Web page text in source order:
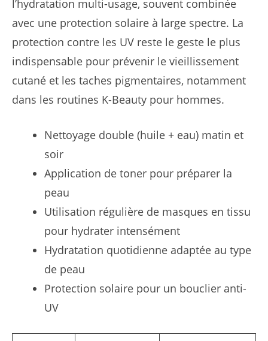
l’hydratation multi-usage, souvent combinée
avec une protection solaire à large spectre. La
protection contre les UV reste le geste le plus
indispensable pour prévenir le vieillissement
cutané et les taches pigmentaires, notamment
dans les routines K-Beauty pour hommes.
Nettoyage double (huile + eau) matin et
soir
Application de toner pour préparer la
peau
Utilisation régulière de masques en tissu
pour hydrater intensément
Hydratation quotidienne adaptée au type
de peau
Protection solaire pour un bouclier anti-
UV